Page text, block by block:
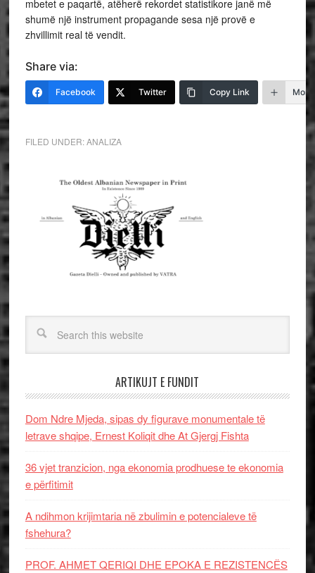
mbetet e paqartë, atëherë rekordet statistikore janë më
shumë një instrument propagande sesa një provë e
zhvillimit real të vendit.
Share via:
Facebook Twitter Copy Link More
FILED UNDER:ANALIZA
ARTIKUJT E FUNDIT
Dom Ndre Mjeda, sipas dy figurave monumentale të
letrave shqipe, Ernest Koliqit dhe At Gjergj Fishta
36 vjet tranzicion, nga ekonomia prodhuese te ekonomia
e përfitimit
A ndihmon krijimtaria në zbulimin e potencialeve të
fshehura?
PROF. AHMET QERIQI DHE EPOKA E REZISTENCЁS